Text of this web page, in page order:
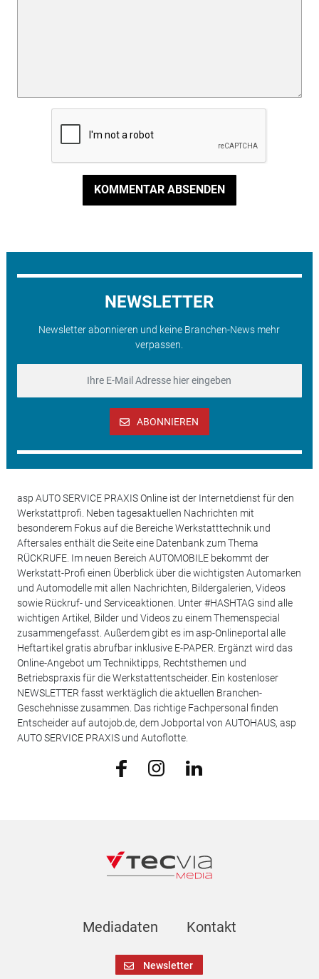
KOMMENTAR ABSENDEN
NEWSLETTER
Newsletter abonnieren und keine Branchen-News mehr
verpassen.
ABONNIEREN
asp AUTO SERVICE PRAXIS Online ist der Internetdienst für den
Werkstattprofi. Neben tagesaktuellen Nachrichten mit
besonderem Fokus auf die Bereiche Werkstatttechnik und
Aftersales enthält die Seite eine Datenbank zum Thema
RÜCKRUFE. Im neuen Bereich AUTOMOBILE bekommt der
Werkstatt-Profi einen Überblick über die wichtigsten Automarken
und Automodelle mit allen Nachrichten, Bildergalerien, Videos
sowie Rückruf- und Serviceaktionen. Unter #HASHTAG sind alle
wichtigen Artikel, Bilder und Videos zu einem Themenspecial
zusammengefasst. Außerdem gibt es im asp-Onlineportal alle
Heftartikel gratis abrufbar inklusive E-PAPER. Ergänzt wird das
Online-Angebot um Techniktipps, Rechtsthemen und
Betriebspraxis für die Werkstattentscheider. Ein kostenloser
NEWSLETTER fasst werktäglich die aktuellen Branchen-
Geschehnisse zusammen. Das richtige Fachpersonal finden
Entscheider auf autojob.de, dem Jobportal von AUTOHAUS, asp
AUTO SERVICE PRAXIS und Autoflotte.
Mediadaten Kontakt
Newsletter